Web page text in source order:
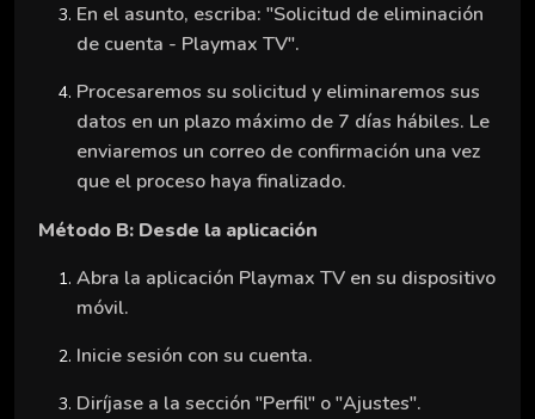
En el asunto, escriba: "Solicitud de eliminación
de cuenta - Playmax TV".
Procesaremos su solicitud y eliminaremos sus
datos en un plazo máximo de 7 días hábiles. Le
enviaremos un correo de confirmación una vez
que el proceso haya finalizado.
Método B: Desde la aplicación
Abra la aplicación Playmax TV en su dispositivo
móvil.
Inicie sesión con su cuenta.
Diríjase a la sección "Perfil" o "Ajustes".